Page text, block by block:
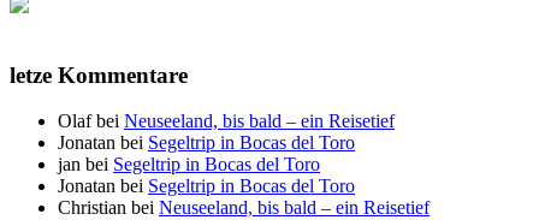
letze Kommentare
Olafbei Neuseeland, bis bald – ein Reisetief
Jonatan bei Segeltrip in Bocas del Toro
jan bei Segeltrip in Bocas del Toro
Jonatan bei Segeltrip in Bocas del Toro
Christian bei Neuseeland, bis bald – ein Reisetief